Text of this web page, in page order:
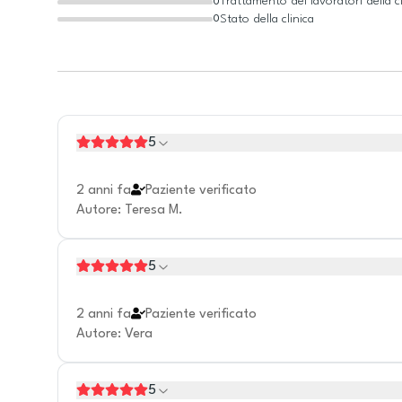
0
0
Stato della clinica
5
2 anni fa
Paziente verificato
Autore: Teresa M.
5
2 anni fa
Paziente verificato
Autore: Vera
5